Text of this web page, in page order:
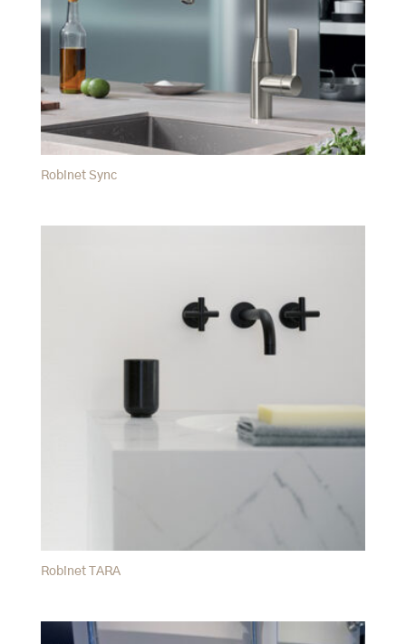
Robinet Sync
Robinet TARA